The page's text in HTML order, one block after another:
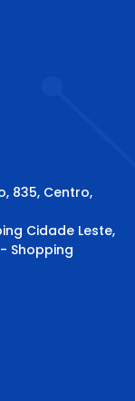
835, Centro,
Cidade Leste,
- Shopping